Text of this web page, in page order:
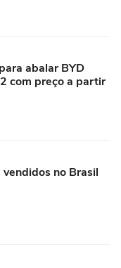
abalar BYD
com preço a partir
no Brasil